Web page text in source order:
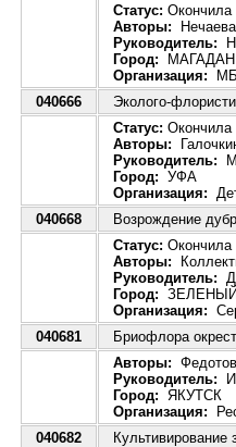
Статус: Окончила
Авторы:
Руководитель:
Город: МАГАДАН
Организация:
040666
Эколого-
Статус: Окончила
Авторы:
Руководитель:
Город: УФА
Организация:
040668
Возрождение
Статус: Окончила
Авторы:
Руководитель:
Город:
Организация:
040681
Бриофлора
Авторы:
Руководитель:
Город: ЯКУТСК
Организация:
040682
Культивирование